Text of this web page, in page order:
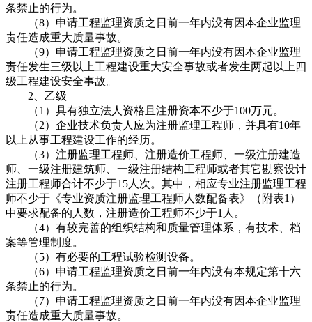
条禁止的行为。
（8）申请工程监理资质之日前一年内没有因本企业监理
责任造成重大质量事故。
（9）申请工程监理资质之日前一年内没有因本企业监理
责任发生三级以上工程建设重大安全事故或者发生两起以上四
级工程建设安全事故。
2、乙级
（1）具有独立法人资格且注册资本不少于100万元。
（2）企业技术负责人应为注册监理工程师，并具有10年
以上从事工程建设工作的经历。
（3）注册监理工程师、注册造价工程师、一级注册建造
师、一级注册建筑师、一级注册结构工程师或者其它勘察设计
注册工程师合计不少于15人次。其中，相应专业注册监理工程
师不少于《专业资质注册监理工程师人数配备表》（附表1）
中要求配备的人数，注册造价工程师不少于1人。
（4）有较完善的组织结构和质量管理体系，有技术、档
案等管理制度。
（5）有必要的工程试验检测设备。
（6）申请工程监理资质之日前一年内没有本规定第十六
条禁止的行为。
（7）申请工程监理资质之日前一年内没有因本企业监理
责任造成重大质量事故。